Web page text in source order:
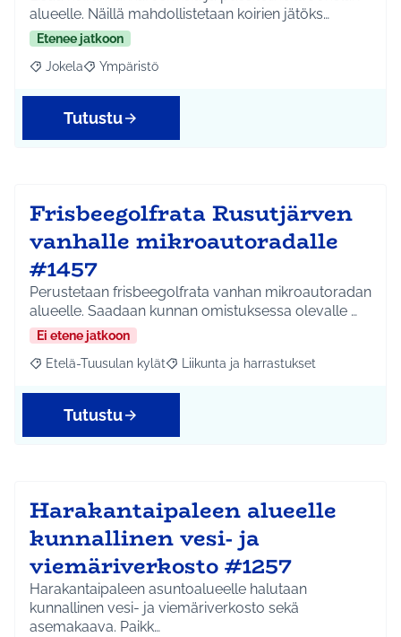
alueelle. Näillä mahdollistetaan koirien jätöks…
Etenee jatkoon
Rajaa tulokset aihepiirin mukaan: Jokela
Jokela Rajaa tulokset teeman mukaan: Ympäristö
Ympäristö
Tutustu
Frisbeegolfrata Rusutjärven
vanhalle mikroautoradalle
#1457
Perustetaan frisbeegolfrata vanhan mikroautoradan
alueelle. Saadaan kunnan omistuksessa olevalle …
Ei etene jatkoon
Rajaa tulokset aihepiirin mukaan: Etelä-Tuusulan kylät
Etelä-Tuusulan kylät Rajaa tulokset teeman mukaan:
Liikunta ja harrastukset
Tutustu
Harakantaipaleen alueelle
kunnallinen vesi- ja
viemäriverkosto #1257
Harakantaipaleen asuntoalueelle halutaan
kunnallinen vesi- ja viemäriverkosto sekä
asemakaava. Paikk…